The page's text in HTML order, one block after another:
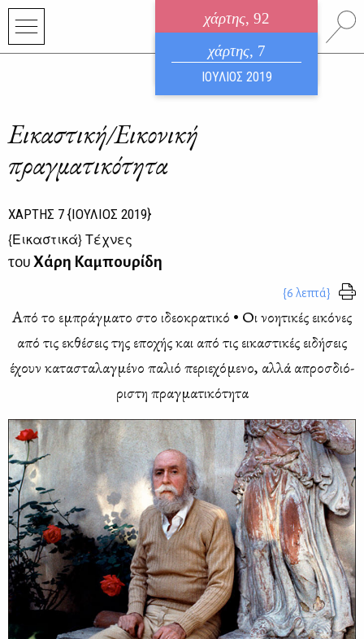
χάρτης, 92
ηλεκτρονικό περιοδικό
ΑΥΓΟΥΣΤΟΣ 2026
χάρτης, 7
ΙΟΥΛΙΟΣ 2019
Εικαστική/Εικονική
πραγματικότητα
ΧΑΡΤΗΣ 7 {ΙΟΥΛΙΟΣ 2019}
{Εικαστικά} Τέχνες
τουΧάρη Καμπουρίδη
{6 λεπτά}
Από το εμπράγ­μα­το στο ιδε­ο­κρα­τι­κό • Οι νοη­τι­κές ει­κό­νες
από τις εκ­θέ­σεις της επο­χής και από τις ει­κα­στι­κές ει­δή­σεις
έχουν κα­τα­στα­λαγ­μέ­νο πα­λιό πε­ριε­χό­με­νο, αλ­λά απροσ­διό­
ρι­στη πραγ­μα­τι­κό­τη­τα